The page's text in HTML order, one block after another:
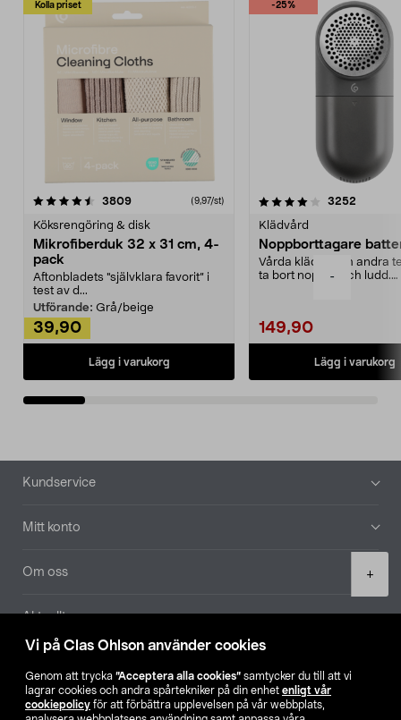
Vi på Clas Ohlson använder cookies
Genom att trycka ”Acceptera alla cookies” samtycker du till att vi
lagrar cookies och andra spårtekniker på din enhet enligt vår
cookiepolicy för att förbättra upplevelsen på vår webbplats,
-
+
Kolla priset
3809recensioner (9,97/st)
Köksrengöring & disk
Mikrofiberduk 32 x 31 cm, 4-
pack
Aftonbladets "självklara favorit” i
test av d...
Utförande: Grå/beige
39,90
Lägg i varukorg
-25%
4.0av 5 stjärnor 3252
Klädvård
Noppborttagare
Vårda kläder och andra
ta bort noppor och ludd.
149,90
Lägg i varukorg
4.5av 5 stjärnor
Sidfot
Kundservice
Mitt konto
Om oss
Aktuellt
Hitta butik